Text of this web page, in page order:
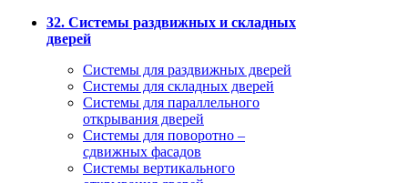
32. Системы раздвижных и складных
дверей
Системы для раздвижных дверей
Системы для складных дверей
Системы для параллельного
открывания дверей
Системы для поворотно –
сдвижных фасадов
Системы вертикального